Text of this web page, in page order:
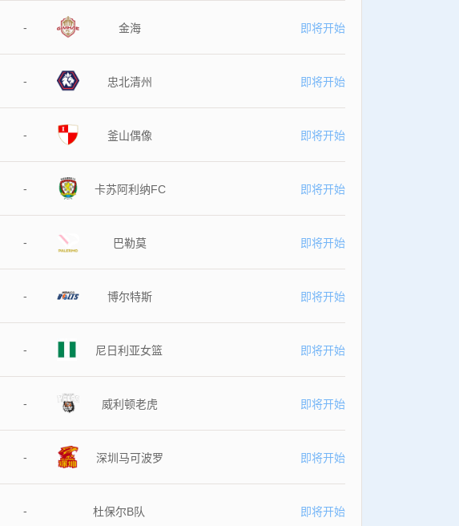
- 金海 即将开始
- 忠北清州 即将开始
- 釜山偶像 即将开始
- 卡苏阿利纳FC 即将开始
- 巴勒莫 即将开始
- 博尔特斯 即将开始
- 尼日利亚女篮 即将开始
- 威利顿老虎 即将开始
- 深圳马可波罗 即将开始
- 杜保尔B队 即将开始